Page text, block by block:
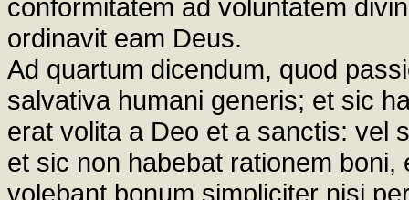
conformitatem ad voluntatem
ordinavit eam Deus.
Ad quartum dicendum, quod
salvativa humani generis; et sic
erat volita a Deo et a sanctis: vel
et sic non habebat rationem
volebant bonum simpliciter nisi